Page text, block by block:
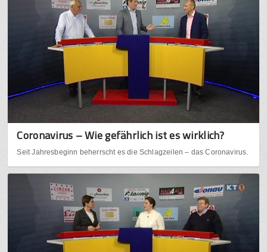
Coronavirus – Wie gefährlich ist es wirklich?
Seit Jahresbeginn beherrscht es die Schlagzeilen – das Coronavirus.